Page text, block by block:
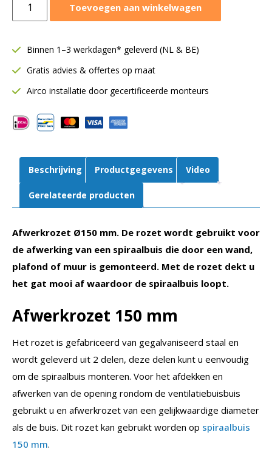
Ø150
spiraalbuis
aantal
Toevoegen aan winkelwagen
Binnen 1–3 werkdagen* geleverd (NL & BE)
Gratis advies & offertes op maat
Airco installatie door gecertificeerde monteurs
Beschrijving Productgegevens Video
Gerelateerde producten
Afwerkrozet Ø150 mm. De rozet wordt gebruikt voor
de afwerking van een spiraalbuis die door een wand,
plafond of muur is gemonteerd. Met de rozet dekt u
het gat mooi af waardoor de spiraalbuis loopt.
Afwerkrozet 150 mm
Het rozet is gefabriceerd van gegalvaniseerd staal en
wordt geleverd uit 2 delen, deze delen kunt u eenvoudig
om de spiraalbuis monteren. Voor het afdekken en
afwerken van de opening rondom de ventilatiebuisbuis
gebruikt u en afwerkrozet van een gelijkwaardige diameter
als de buis. Dit rozet kan gebruikt worden op spiraalbuis
150 mm.